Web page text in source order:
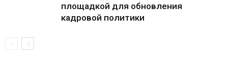
площадкой для обновления
кадровой политики